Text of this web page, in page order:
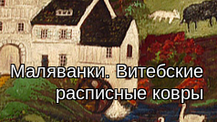
Маляванки. Витебские
расписные ковры